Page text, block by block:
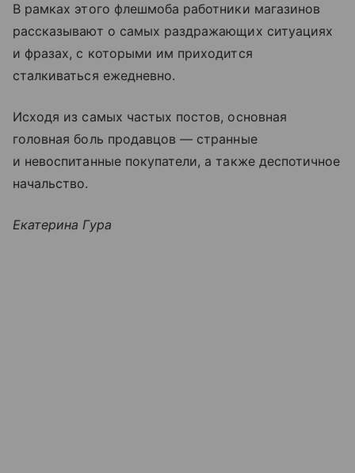
В рамках этого флешмоба работники магазинов
рассказывают о самых раздражающих ситуациях
и фразах, с которыми им приходится
сталкиваться ежедневно.
Исходя из самых частых постов, основная
головная боль продавцов — странные
и невоспитанные покупатели, а также деспотичное
начальство.
Екатерина Гура